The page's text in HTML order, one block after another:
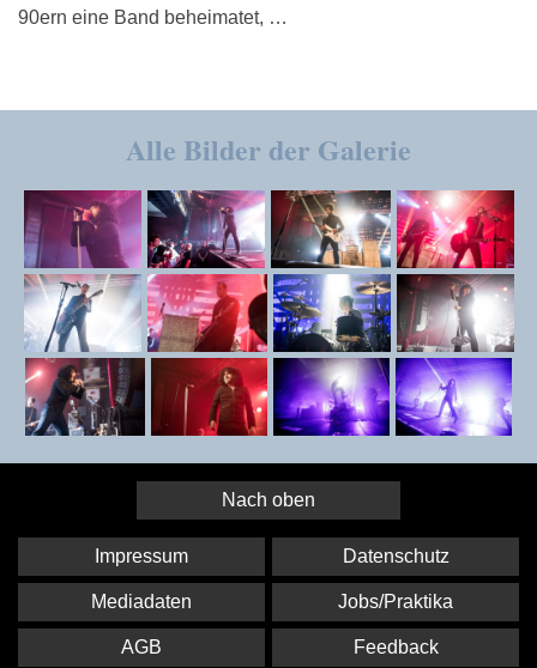
90ern eine Band beheimatet, …
Alle Bilder der Galerie
Nach oben
Impressum Datenschutz
Mediadaten Jobs/Praktika
AGB Feedback